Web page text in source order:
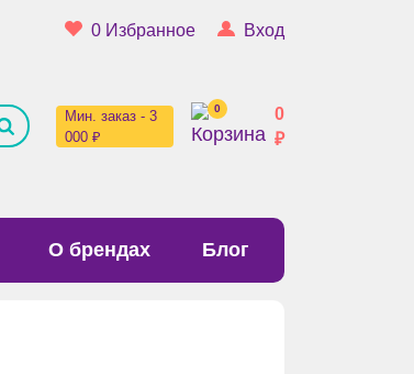
0 Избранное Вход
Мин. заказ - 3
000 ₽
0
0
₽
О брендах Блог